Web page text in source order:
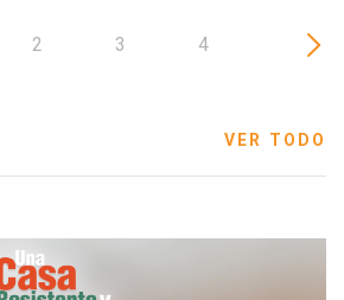
2 3 4
VER TODO